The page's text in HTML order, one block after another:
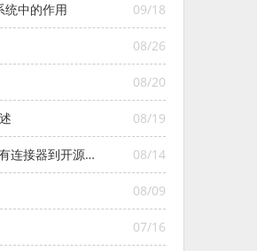
09/18
统中的作用
08/26
08/20
08/19
08/14
连接器到开源连
08/09
07/16